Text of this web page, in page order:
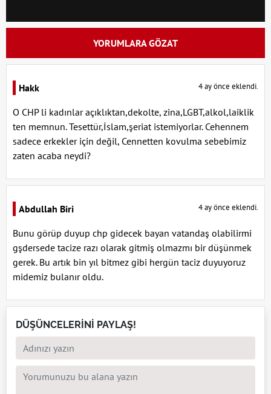
YORUMLARA GÖZAT
Hakk 4 ay önce eklendi.
O CHP li kadınlar açıklıktan,dekolte, zina,LGBT,alkol,laiklik
ten memnun. Tesettür,İslam,şeriat istemiyorlar. Cehennem
sadece erkekler için değil, Cennetten kovulma sebebimiz
zaten acaba neydi?
Abdullah Biri 4 ay önce eklendi.
Bunu görüp duyup chp gidecek bayan vatandaş olabilirmi
gşdersede tacize razı olarak gitmiş olmazmı bir düşünmek
gerek. Bu artık bin yıl bitmez gibi hergün taciz duyuyoruz
midemiz bulanır oldu.
DÜŞÜNCELERİNİ PAYLAŞ!